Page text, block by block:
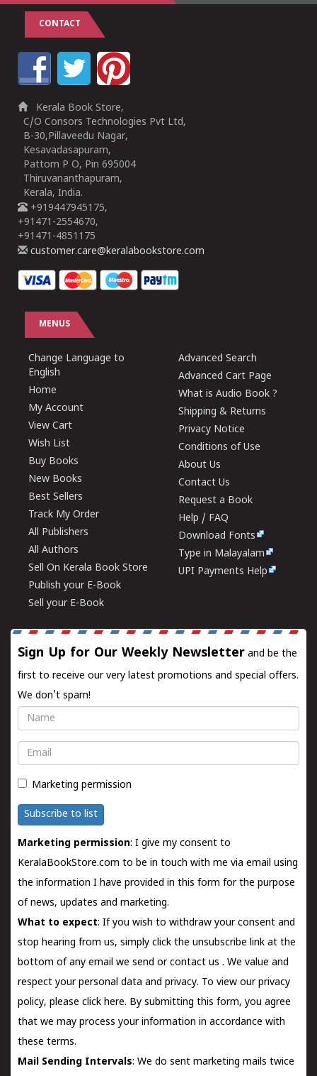
CONTACT
Kerala Book Store,
C/O Consors Technologies Pvt Ltd,
B-30,Pillaveedu Nagar,
Kesavadasapuram,
Pattom P O, Pin 695004
Thiruvananthapuram,
Kerala, India.
+919447945175,
+91471-2554670,
+91471-4851175
customer.care@keralabookstore.com
MENUS
Change Language to
English
Home
My Account
View Cart
Wish List
Buy Books
New Books
Best Sellers
Track My Order
All Publishers
All Authors
Sell On Kerala Book Store
Publish your E-Book
Sell your E-Book
Advanced Search
Advanced Cart Page
What is Audio Book ?
Shipping & Returns
Privacy Notice
Conditions of Use
About Us
Contact Us
Request a Book
Help / FAQ
Download Fonts
Type in Malayalam
UPI Payments Help
Sign Up for Our Weekly Newsletter and be the
first to receive our very latest promotions and special offers.
We don't spam!
Name
Email
Marketing permission
Subscribe to list
Marketing permission: I give my consent to
KeralaBookStore.com to be in touch with me via email using
the information I have provided in this form for the purpose
of news, updates and marketing.
What to expect: If you wish to withdraw your consent and
stop hearing from us, simply click the unsubscribe link at the
bottom of any email we send orcontact us . We value and
respect your personal data and privacy. To view our privacy
policy, please click here. By submitting this form, you agree
that we may process your information in accordance with
these terms.
Mail Sending Intervals: We do sent marketing mails twice